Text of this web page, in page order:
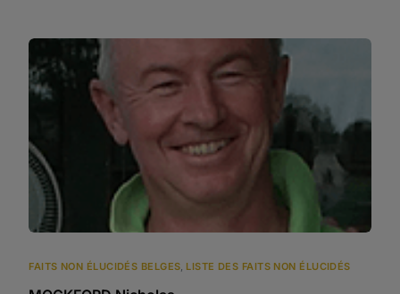
FAITS NON ÉLUCIDÉS BELGES, LISTE DES FAITS NON ÉLUCIDÉS